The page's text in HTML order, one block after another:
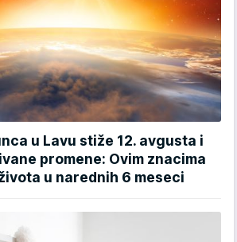
u Lavu stiže 12. avgusta i
promene: Ovim znacima
u narednih 6 meseci